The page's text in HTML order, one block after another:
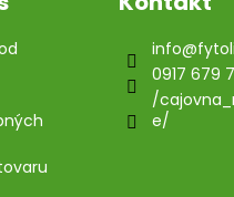
info@
0917 679
/
e/